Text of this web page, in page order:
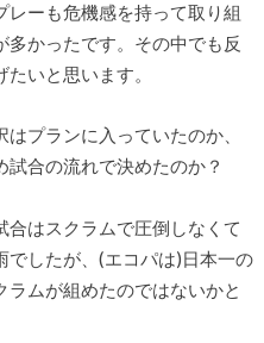
ーも危機感を持って取り組
多かったです。その中でも反
いと思います。
プランに入っていたのか、
合の流れで決めたのか？
合はスクラムで圧倒しなくて
でしたが、(エコパは)日本一の
ムが組めたのではないかと